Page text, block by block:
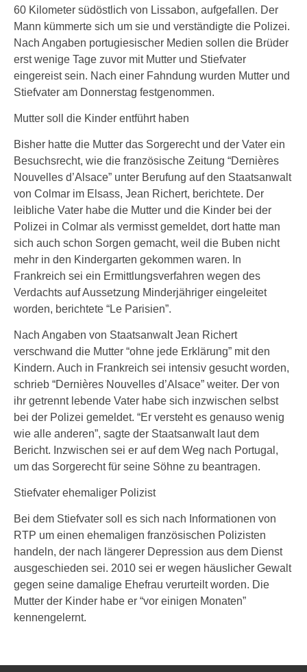
60 Kilometer südöstlich von Lissabon, aufgefallen. Der
Mann kümmerte sich um sie und verständigte die Polizei.
Nach Angaben portugiesischer Medien sollen die Brüder
erst wenige Tage zuvor mit Mutter und Stiefvater
eingereist sein. Nach einer Fahndung wurden Mutter und
Stiefvater am Donnerstag festgenommen.
Mutter soll die Kinder entführt haben
Bisher hatte die Mutter das Sorgerecht und der Vater ein
Besuchsrecht, wie die französische Zeitung “Dernières
Nouvelles d’Alsace” unter Berufung auf den Staatsanwalt
von Colmar im Elsass, Jean Richert, berichtete. Der
leibliche Vater habe die Mutter und die Kinder bei der
Polizei in Colmar als vermisst gemeldet, dort hatte man
sich auch schon Sorgen gemacht, weil die Buben nicht
mehr in den Kindergarten gekommen waren. In
Frankreich sei ein Ermittlungsverfahren wegen des
Verdachts auf Aussetzung Minderjähriger eingeleitet
worden, berichtete “Le Parisien”.
Nach Angaben von Staatsanwalt Jean Richert
verschwand die Mutter “ohne jede Erklärung” mit den
Kindern. Auch in Frankreich sei intensiv gesucht worden,
schrieb “Dernières Nouvelles d’Alsace” weiter. Der von
ihr getrennt lebende Vater habe sich inzwischen selbst
bei der Polizei gemeldet. “Er versteht es genauso wenig
wie alle anderen”, sagte der Staatsanwalt laut dem
Bericht. Inzwischen sei er auf dem Weg nach Portugal,
um das Sorgerecht für seine Söhne zu beantragen.
Stiefvater ehemaliger Polizist
Bei dem Stiefvater soll es sich nach Informationen von
RTP um einen ehemaligen französischen Polizisten
handeln, der nach längerer Depression aus dem Dienst
ausgeschieden sei. 2010 sei er wegen häuslicher Gewalt
gegen seine damalige Ehefrau verurteilt worden. Die
Mutter der Kinder habe er “vor einigen Monaten”
kennengelernt.